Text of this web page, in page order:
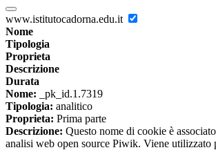
www.istitutocadorna.edu.it
Nome
Tipologia
Proprieta
Descrizione
Durata
Nome: _pk_id.1.7319
Tipologia: analitico
Proprieta: Prima parte
Descrizione: Questo nome di cookie è
analisi web open source Piwik. Viene utilizzato